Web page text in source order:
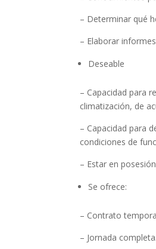
– Determinar qué
– Elaborar
Deseable
– Capacidad para
climatización, de
– Capacidad para
condiciones de
– Estar en
Se ofrece:
– Contrato
– Jornada completa.